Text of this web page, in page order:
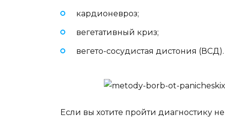
кардионевроз;
вегетативный криз;
вегето-сосудистая дистония (ВСД).
Если вы хотите пройти диагностику